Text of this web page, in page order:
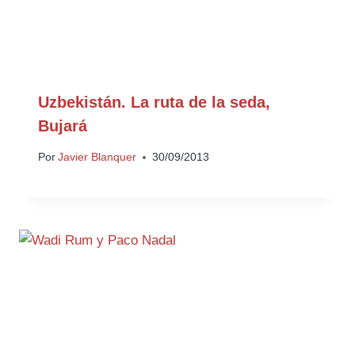
Uzbekistán. La ruta de la seda,
Bujará
Por Javier Blanquer 30/09/2013